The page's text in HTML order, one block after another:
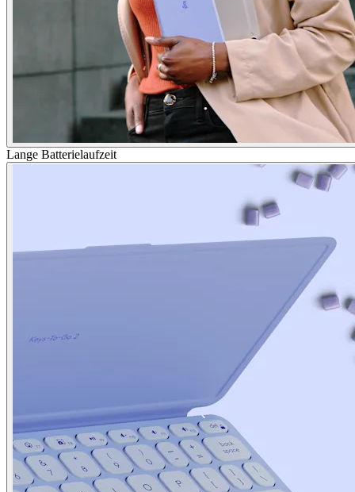
Lange Batterielaufzeit